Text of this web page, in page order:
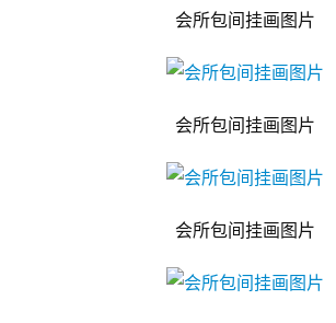
会所包间挂画图片
会所包间挂画图片
会所包间挂画图片